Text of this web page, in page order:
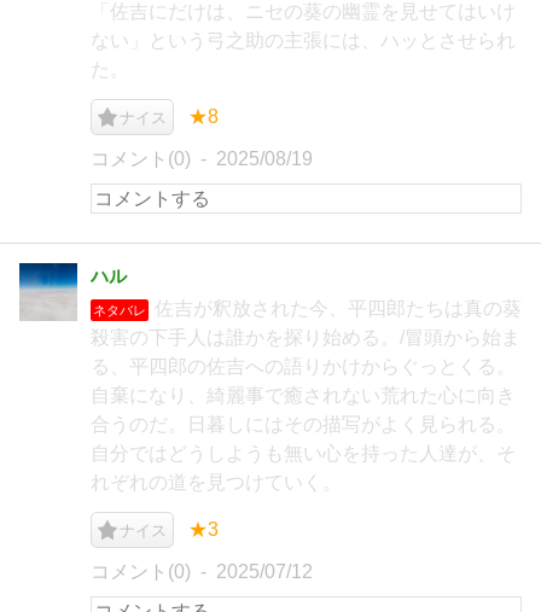
「佐吉にだけは、ニセの葵の幽霊を見せてはいけ
ない」という弓之助の主張には、ハッとさせられ
た。
ナイス ★8
コメント(0) 2025/08/19
ハル
ネタバレ
佐吉が釈放された今、平四郎たちは真の葵
殺害の下手人は誰かを探り始める。/冒頭から始ま
る、平四郎の佐吉への語りかけからぐっとくる。
自棄になり、綺麗事で癒されない荒れた心に向き
合うのだ。日暮しにはその描写がよく見られる。
自分ではどうしようも無い心を持った人達が、そ
れぞれの道を見つけていく。
ナイス ★3
コメント(0) 2025/07/12